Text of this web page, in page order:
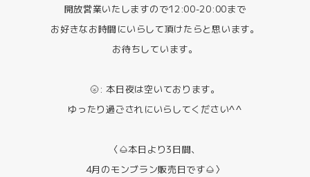
開放営業いたしますので12:00-20:00まで
お好きなお時間にいらして頂けたらと思います。
お待ちしています。
🌝: 本日夜は空いております。
ゆったり過ごされにいらしてください^^
〈🌰本日より3日間、
4月のモンブラン販売日です🌰〉